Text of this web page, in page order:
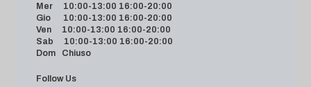
Mer 10:00-13:00 16:00-20:00
Gio 10:00-13:00 16:00-20:00
Ven 10:00-13:00 16:00-20:00
Sab 10:00-13:00 16:00-20:00
Dom Chiuso
Follow Us